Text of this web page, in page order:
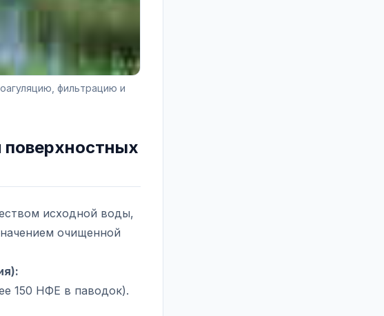
фильтрацию и
поверхностных
исходной воды,
очищенной
150 НФЕ в паводок).